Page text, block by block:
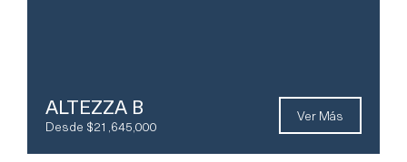
ALTEZZA B
Desde $21,645,000
Ver Más